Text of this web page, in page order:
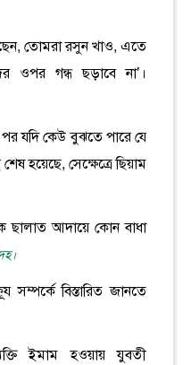
তোমরা রসুন খাও, এতে
ওপর গন্ধ ছড়াবে না’।
পর যদি কেউ বুঝতে পারে যে
হয়েছে, সেক্ষেত্রে ছিয়াম
ছালাত আদায়ে কোন বাধা
বিস্তারিত জানতে
ইমাম হওয়ায় যুবতী